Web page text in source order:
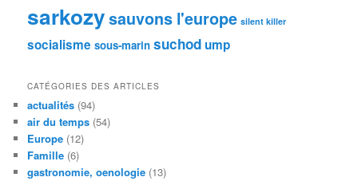
sarkozysauvons l'europe silent killer
socialisme sous-marin suchodump
CATÉGORIES DES ARTICLES
actualités (94)
air du temps (54)
Europe (12)
Famille (6)
gastronomie, oenologie (13)